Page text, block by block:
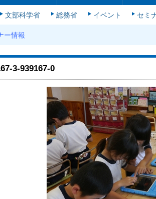
文部科学省 総務省 イベント セミ
ー情報
3-939167-0